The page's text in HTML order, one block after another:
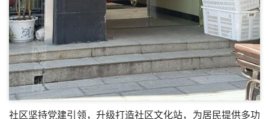
社区坚持党建引领，升级打造社区文化站，为居民提供多功